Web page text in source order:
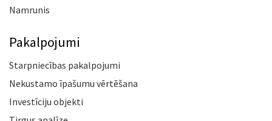
Namrunis
Pakalpojumi
Starpniecības pakalpojumi
Nekustamo īpašumu vērtēšana
Investīciju objekti